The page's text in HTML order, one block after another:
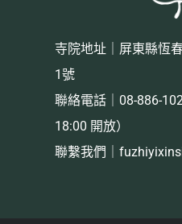
寺院地址｜屏東縣恆
1號
聯絡電話｜08-886-
18:00 開放）
聯繫我們｜